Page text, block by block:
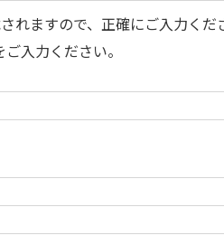
れますので、正確にご入力くだ
入力ください。